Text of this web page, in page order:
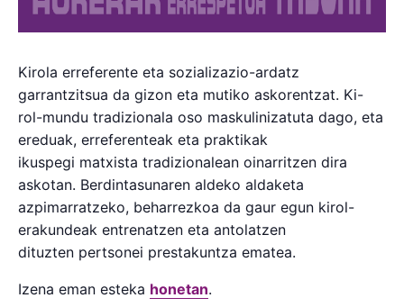
Kirola erreferente eta sozializazio-ardatz
garrantzitsua da gizon eta mutiko askorentzat. Ki-
rol-mundu tradizionala oso maskulinizatuta dago, eta
ereduak, erreferenteak eta praktikak
ikuspegi matxista tradizionalean oinarritzen dira
askotan. Berdintasunaren aldeko aldaketa
azpimarratzeko, beharrezkoa da gaur egun kirol-
erakundeak entrenatzen eta antolatzen
dituzten pertsonei prestakuntza ematea.
Izena eman esteka honetan.